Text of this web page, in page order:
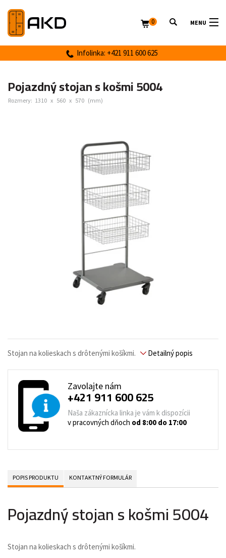
MENU
Infolinka: +421 911 600 625
0
Pojazdný stojan s košmi 5004
Rozmery: 1310 x 560 x 570 (mm)
Stojan na kolieskach s drôtenými košíkmi. Detailný popis
Zavolajte nám
+421 911 600 625
Naša zákaznícka linka je vám k dispozícii
v pracovných dňoch od 8:00 do 17:00
POPIS PRODUKTU KONTAKTNÝ FORMULÁR
Pojazdný stojan s košmi 5004
Stojan na kolieskach s drôtenými košíkmi.